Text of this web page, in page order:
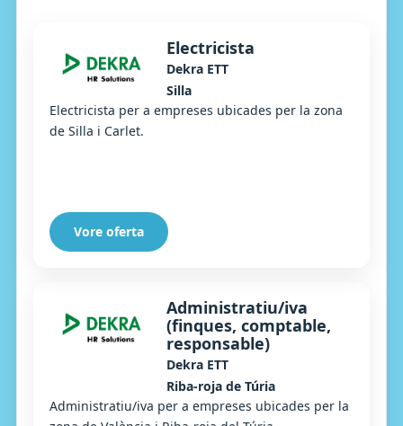
Electricista
Dekra ETT
Silla
Electricista per a empreses ubicades per la zona
de Silla i Carlet.
Vore oferta
Administratiu/iva
(finques, comptable,
responsable)
Dekra ETT
Riba-roja de Túria
Administratiu/iva per a empreses ubicades per la